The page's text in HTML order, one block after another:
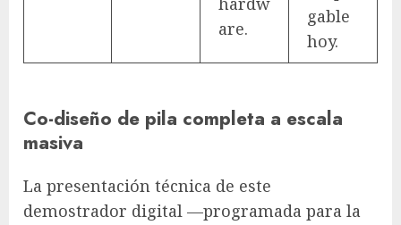
are.
gable
hoy.
Co-diseño de pila completa a escala
masiva
La presentación técnica de este
demostrador digital —programada para la